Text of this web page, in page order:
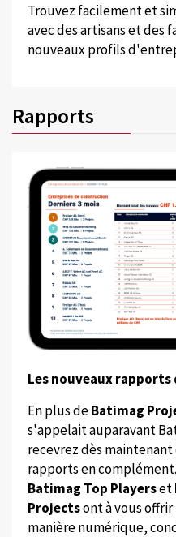
Trouvez facilement et
avec des artisans et des
nouveaux profils
Rapports
Les nouveaux rapports
En plus deBatimag
s'appelait auparavant
recevrez dès
rapports en
Batimag Top Playerset
Projectsont à vous
manière numérique,